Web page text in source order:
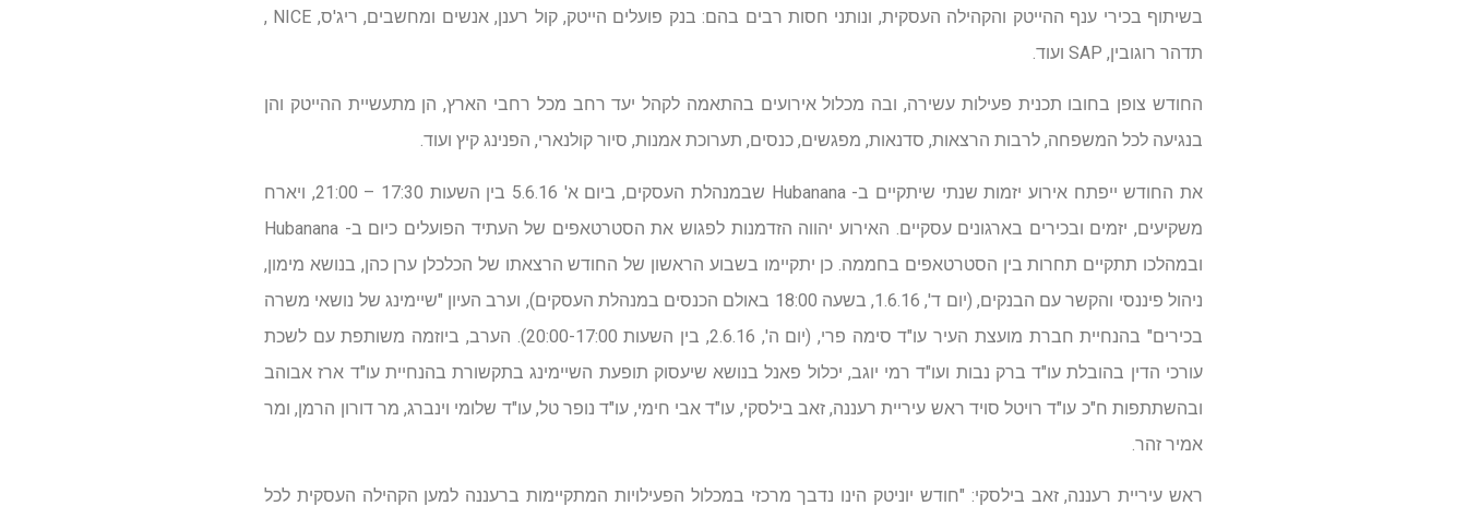
בשיתוף בכירי ענף ההייטק והקהילה העסקית, ונותני חסות רבים בהם: בנק פועלים הייטק, קול רענן, אנשים ומחשבים, ריג'ס, NICE ,
תדהר רוגובין, SAP ועוד.
החודש צופן בחובו תכנית פעילות עשירה, ובה מכלול אירועים בהתאמה לקהל יעד רחב מכל רחבי הארץ, הן מתעשיית ההייטק והן
בנגיעה לכל המשפחה, לרבות הרצאות, סדנאות, מפגשים, כנסים, תערוכת אמנות, סיור קולנארי, הפנינג קיץ ועוד.
את החודש ייפתח אירוע יזמות שנתי שיתקיים ב- Hubanana שבמנהלת העסקים, ביום א' 5.6.16 בין השעות 17:30 – 21:00, ויארח
משקיעים, יזמים ובכירים בארגונים עסקיים. האירוע יהווה הזדמנות לפגוש את הסטרטאפים של העתיד הפועלים כיום ב- Hubanana
ובמהלכו תתקיים תחרות בין הסטרטאפים בחממה. כן יתקיימו בשבוע הראשון של החודש הרצאתו של הכלכלן ערן כהן, בנושא מימון,
ניהול פיננסי והקשר עם הבנקים, (יום ד', 1.6.16, בשעה 18:00 באולם הכנסים במנהלת העסקים), וערב העיון "שיימינג של נושאי משרה
בכירים" בהנחיית חברת מועצת העיר עו"ד סימה פרי, (יום ה', 2.6.16, בין השעות 20:00-17:00). הערב, ביוזמה משותפת עם לשכת
עורכי הדין בהובלת עו"ד ברק נבות ועו"ד רמי יוגב, יכלול פאנל בנושא שיעסוק תופעת השיימינג בתקשורת בהנחיית עו"ד ארז אבוהב
ובהשתתפות ח"כ עו"ד רויטל סויד ראש עיריית רעננה, זאב בילסקי, עו"ד אבי חימי, עו"ד נופר טל, עו"ד שלומי וינברג, מר דורון הרמן, ומר
אמיר זהר.
ראש עיריית רעננה, זאב בילסקי: "חודש יוניטק הינו נדבך מרכזי במכלול הפעילויות המתקיימות ברעננה למען הקהילה העסקית לכל